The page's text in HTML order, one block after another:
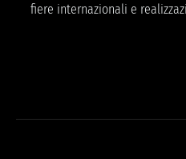
fiere internazionali e